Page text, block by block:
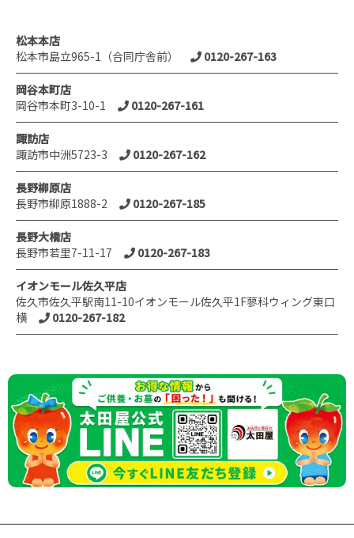
松本本店
松本市島立965-1（合同庁舎前）
0120-267-163
岡谷本町店
岡谷市本町3-10-1
0120-267-161
諏訪店
諏訪市中洲5723-3
0120-267-162
長野柳原店
長野市柳原1888-2
0120-267-185
長野大橋店
長野市若里7-11-17
0120-267-183
イオンモール佐久平店
佐久市佐久平駅南11-10イオンモール佐久平1F蓼科ウィング東口
横
0120-267-182